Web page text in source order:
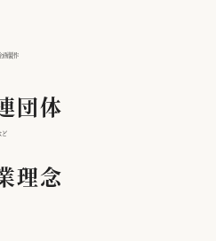
画製作
団体
ど
理念